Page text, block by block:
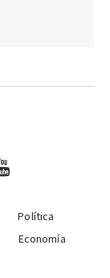
Política
Economía